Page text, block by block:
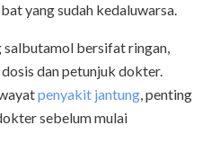
yang sudah kedaluwarsa.
salbutamol bersifat ringan,
dan petunjuk dokter.
penyakit jantung, penting
sebelum mulai